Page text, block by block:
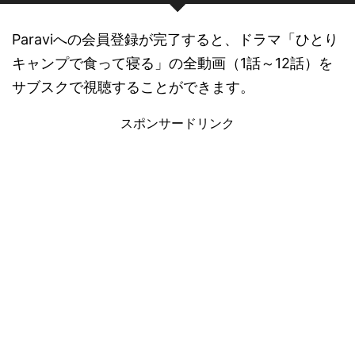
Paraviへの会員登録が完了すると、ドラマ「ひとり
キャンプで食って寝る」の全動画（1話～12話）を
サブスクで視聴することができます。
スポンサードリンク